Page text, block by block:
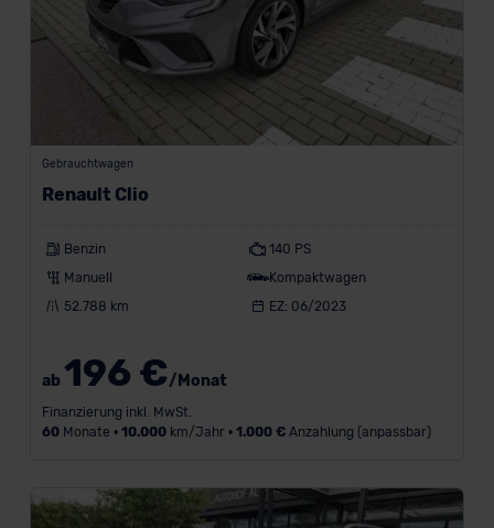
Gebrauchtwagen
Renault Clio
Benzin
140 PS
Manuell
Kompaktwagen
52.788 km
EZ: 06/2023
ab 196 €/Monat
Finanzierung inkl. MwSt.
60Monate • 10.000km/Jahr • 1.000 €Anzahlung (anpassbar)